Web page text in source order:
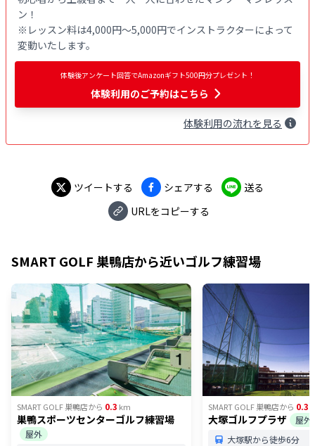
ン！
※レッスン料は4,000円〜5,000円でインストラクターによって
変動いたします。
体験後アンケート回答でAmazonギフト500円分プレゼント！
体験利用のご予約はこちら
体験利用の流れを見る
ツイートする シェアする
送る
URLをコピーする
SMART GOLF 巣鴨店から近いゴルフ練習場
SMART GOLF 巣鴨店から 0.3 km
巣鴨スポーツセンターゴルフ練習場
屋外
SMART GOLF 巣鴨店から 0.36
大塚ゴルフプラザ
屋外
大塚駅から徒歩6分